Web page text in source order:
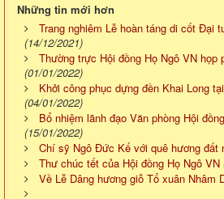
Những tin mới hơn
Trang nghiêm Lễ hoàn táng di cốt Đại
(14/12/2021)
Thường trực Hội đồng Họ Ngô VN họp
(01/01/2022)
Khởi công phục dựng đền Khai Long
(04/01/2022)
Bổ nhiệm lãnh đạo Văn phòng Hội
(15/01/2022)
Chí sỹ Ngô Đức Kế với quê hương đất
Thư chúc tết của Hội đồng Họ Ngô VN
Về Lễ Dâng hương giỗ Tổ xuân Nhâm